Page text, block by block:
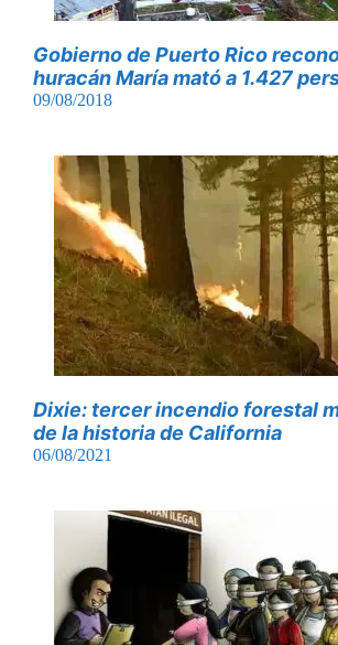
Gobierno de Puerto Rico
huracán María mató a 1.427
09/08/2018
Dixie: tercer incendio forestal
de la historia de California
06/08/2021